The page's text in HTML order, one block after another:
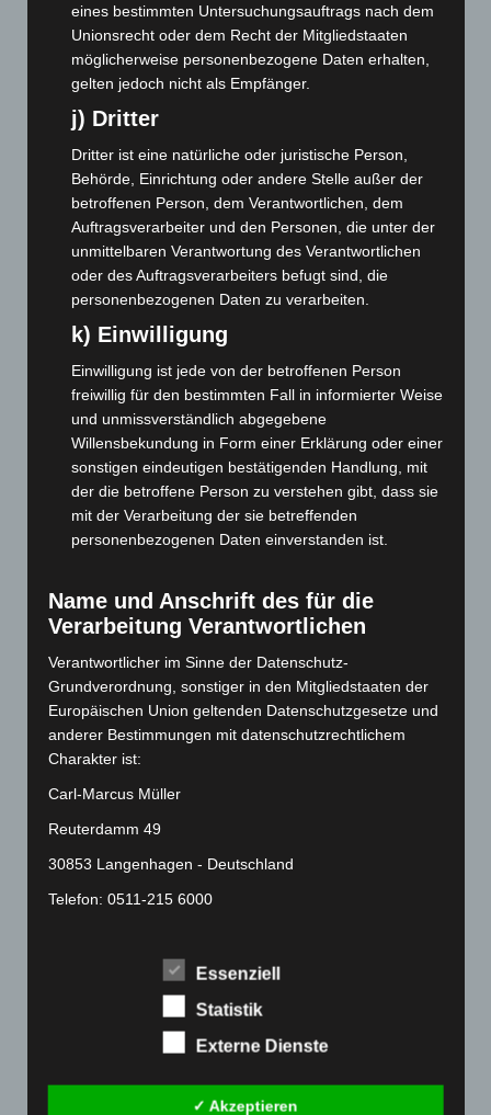
Dezember 2023(130)
November 2023(130)
Oktober 2023(114)
September 2023(133)
August 2023
(134)
Juli 2023(118)
Juni 2023(142)
(139)
April 2023(155)
März 2023(174)
Februar 2023(154)
Januar 2023(140)
Dezember 2022
November 2022(167)
Oktober 2022(166)
September 2022
(205)
August 2022(166)
Juni 2022(167)
Mai 2022 (177)
April 2022(198)
März 2022(221)
Februar 2022(189)
Januar 2022 (190)
Dezember 2021(204)
November 2021(215)
Oktober 2021(171)
September 2021(180)
eines bestimmten Untersuchungsauftrags nach dem
Unionsrecht oder dem Recht der Mitgliedstaaten
möglicherweise personenbezogene Daten erhalten,
gelten jedoch nicht als Empfänger.
j) Dritter
Dritter ist eine natürliche oder juristische Person,
Behörde, Einrichtung oder andere Stelle außer der
betroffenen Person, dem Verantwortlichen, dem
Auftragsverarbeiter und den Personen, die unter der
unmittelbaren Verantwortung des Verantwortlichen
oder des Auftragsverarbeiters befugt sind, die
personenbezogenen Daten zu verarbeiten.
k) Einwilligung
Einwilligung ist jede von der betroffenen Person
freiwillig für den bestimmten Fall in informierter Weise
und unmissverständlich abgegebene
Willensbekundung in Form einer Erklärung oder einer
sonstigen eindeutigen bestätigenden Handlung, mit
der die betroffene Person zu verstehen gibt, dass sie
mit der Verarbeitung der sie betreffenden
personenbezogenen Daten einverstanden ist.
Name und Anschrift des für die
Verarbeitung Verantwortlichen
Verantwortlicher im Sinne der Datenschutz-
Grundverordnung, sonstiger in den Mitgliedstaaten der
Europäischen Union geltenden Datenschutzgesetze und
anderer Bestimmungen mit datenschutzrechtlichem
Charakter ist:
Carl-Marcus Müller
Reuterdamm 49
30853 Langenhagen - Deutschland
Telefon: 0511-215 6000
Textdateien, welche über einen Internetbrowser auf
einem Computersystem abgelegt und gespeichert
Essenziell
Statistik
Externe Dienste
✓ Akzeptieren